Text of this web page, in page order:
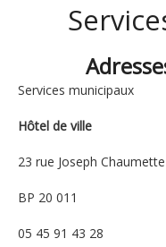
Services municipaux
Hôtel de ville
23 rue Joseph Chaumette
BP 20 011
05 45 91 43 28